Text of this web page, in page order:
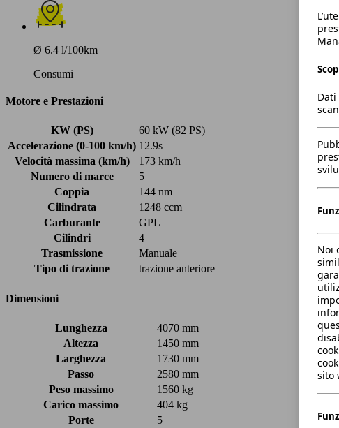
Ø 6.4 l/100km
Consumi
Motore e Prestazioni
KW (PS)
60 kW (82 PS)
Accelerazione (0-100 km/h) 12.9s
Velocità massima (km/h)
173 km/h
Numero di marce
5
Coppia
144 nm
Cilindrata
1248 ccm
Carburante
GPL
Cilindri
4
Trasmissione
Manuale
Tipo di trazione
trazione anteriore
Dimensioni
Lunghezza
4070 mm
Altezza
1450 mm
Larghezza
1730 mm
Passo
2580 mm
Peso massimo
1560 kg
Carico massimo
404 kg
Porte
5
Noi
sito